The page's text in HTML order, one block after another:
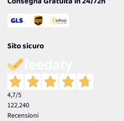
Sito sicuro
4,7/5
122.240
Recensioni